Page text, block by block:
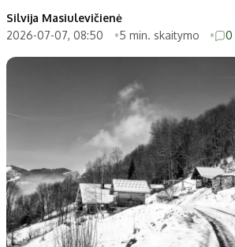
Patarimai
Dirbtinis intelektas
Gineso rekordai
Dienos
Didžiosios savivaldybės
Vilniaus miesto
Kauno miesto
Klaipėdos miesto
Panevėžio miesto
Šiaulių miesto
Kitos
Utenos
Jonavos
Silvija Masiulevičienė
2026-07-07, 08:50
5 min. skaitymo 0